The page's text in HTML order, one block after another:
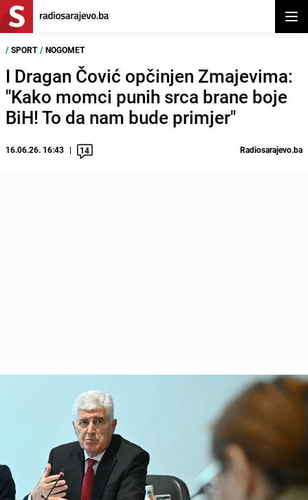
/ SPORT / NOGOMET
I Dragan Čović opčinjen Zmajevima:
"Kako momci punih srca brane boje
BiH! To da nam bude primjer"
16.06.26. 16:43 14 Radiosarajevo.ba